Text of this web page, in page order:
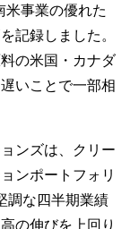
事業の優れた
記録しました。
の米国・カナダ
いことで一部相
ンズは、クリー
ンポートフォリ
調な四半期業績
の伸びを上回り